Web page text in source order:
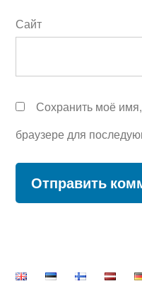
Сайт
Сохранить моё
браузере для